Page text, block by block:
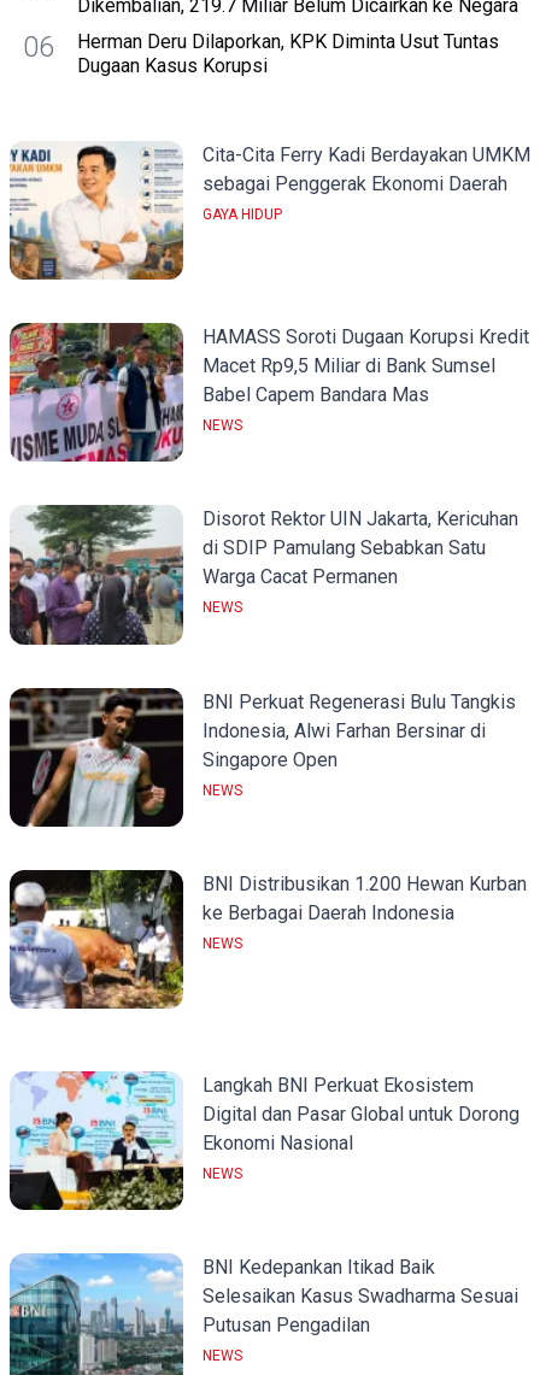
Dikembalian, 219.7 Miliar Belum Dicairkan ke Negara
06
Herman Deru Dilaporkan, KPK Diminta Usut Tuntas
Dugaan Kasus Korupsi
Cita-Cita Ferry Kadi Berdayakan UMKM
sebagai Penggerak Ekonomi Daerah
GAYA HIDUP
HAMASS Soroti Dugaan Korupsi Kredit
Macet Rp9,5 Miliar di Bank Sumsel
Babel Capem Bandara Mas
NEWS
Disorot Rektor UIN Jakarta, Kericuhan
di SDIP Pamulang Sebabkan Satu
Warga Cacat Permanen
NEWS
BNI Perkuat Regenerasi Bulu Tangkis
Indonesia, Alwi Farhan Bersinar di
Singapore Open
NEWS
BNI Distribusikan 1.200 Hewan Kurban
ke Berbagai Daerah Indonesia
NEWS
Langkah BNI Perkuat Ekosistem
Digital dan Pasar Global untuk Dorong
Ekonomi Nasional
NEWS
BNI Kedepankan Itikad Baik
Selesaikan Kasus Swadharma Sesuai
Putusan Pengadilan
NEWS